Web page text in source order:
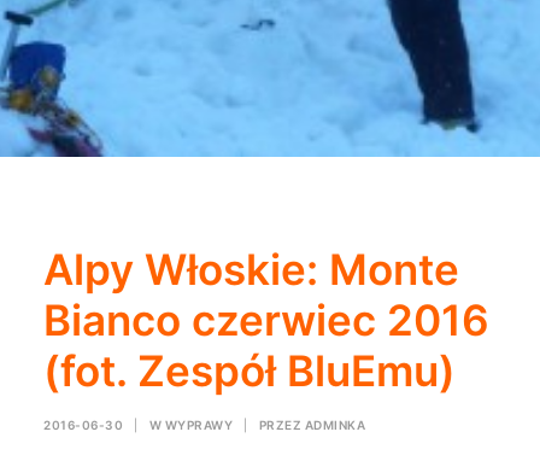
Alpy Włoskie: Monte
Bianco czerwiec 2016
(fot. Zespół BluEmu)
2016-06-30 W WYPRAWY PRZEZ ADMINKA